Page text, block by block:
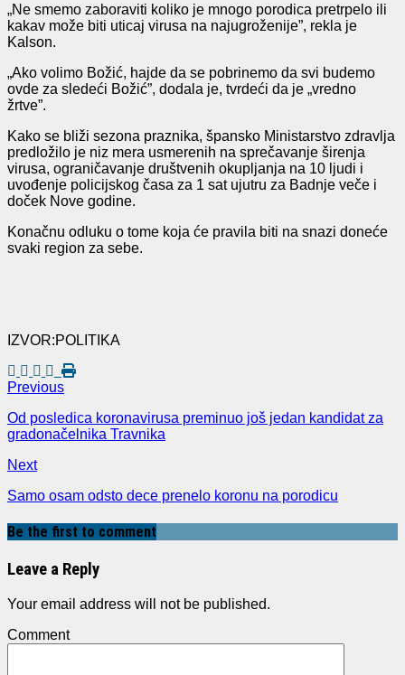
„Ne smemo zaboraviti koliko je mnogo porodica pretrpelo ili
kakav može biti uticaj virusa na najugroženije”, rekla je
Kalson.
„Ako volimo Božić, hajde da se pobrinemo da svi budemo
ovde za sledeći Božić”, dodala je, tvrdeći da je „vredno
žrtve”.
Kako se bliži sezona praznika, špansko Ministarstvo zdravlja
predložilo je niz mera usmerenih na sprečavanje širenja
virusa, ograničavanje društvenih okupljanja na 10 ljudi i
uvođenje policijskog časa za 1 sat ujutru za Badnje veče i
doček Nove godine.
Konačnu odluku o tome koja će pravila biti na snazi doneće
svaki region za sebe.
IZVOR:POLITIKA
Previous
Od posledica koronavirusa preminuo još jedan kandidat za
gradonačelnika Travnika
Next
Samo osam odsto dece prenelo koronu na porodicu
Be the first to comment
Leave a Reply
Your email address will not be published.
Comment